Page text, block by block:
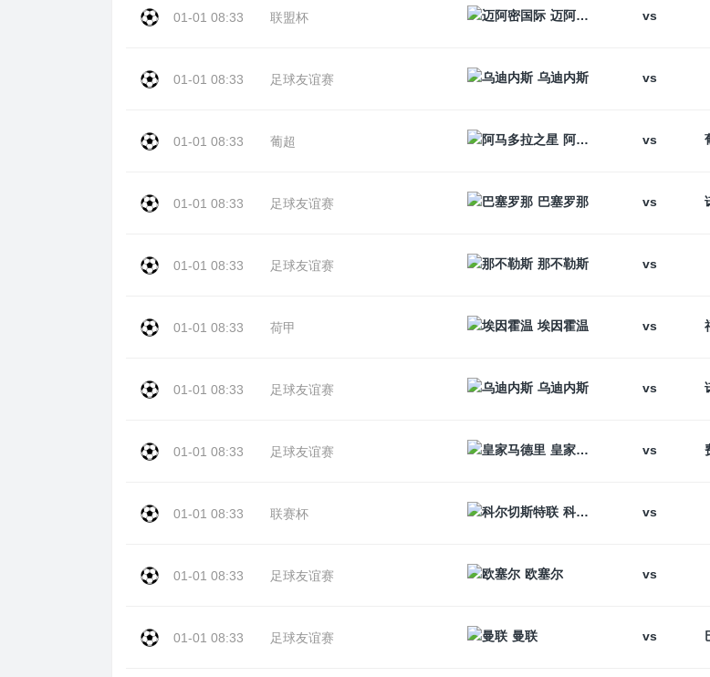
01-01 08:33 联盟杯 迈阿密国际 vs
01-01 08:33 足球友谊赛 乌迪内斯 vs
01-01 08:33 葡超 阿马多拉之星 vs
01-01 08:33 足球友谊赛 巴塞罗那 vs
01-01 08:33 足球友谊赛 那不勒斯 vs
01-01 08:33 荷甲 埃因霍温 vs
01-01 08:33 足球友谊赛 乌迪内斯 vs
01-01 08:33 足球友谊赛 皇家马德里 vs
01-01 08:33 联赛杯 科尔切斯特联 vs
01-01 08:33 足球友谊赛 欧塞尔 vs
01-01 08:33 足球友谊赛 曼联 vs